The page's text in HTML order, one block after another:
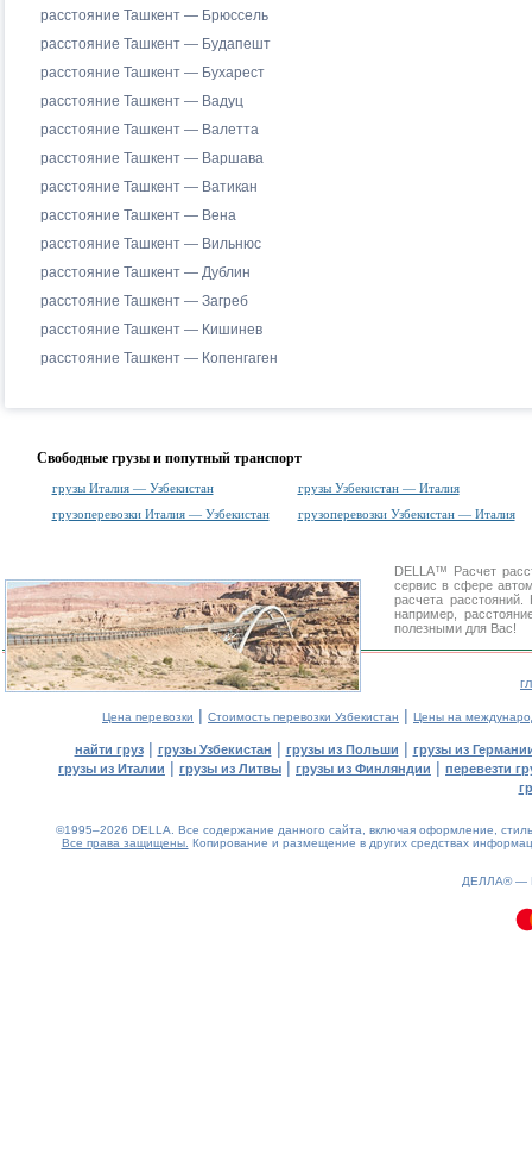
расстояние Ташкент — Брюссель
расстояние Ташкент — Будапешт
расстояние Ташкент — Бухарест
расстояние Ташкент — Вадуц
расстояние Ташкент — Валетта
расстояние Ташкент — Варшава
расстояние Ташкент — Ватикан
расстояние Ташкент — Вена
расстояние Ташкент — Вильнюс
расстояние Ташкент — Дублин
расстояние Ташкент — Загреб
расстояние Ташкент — Кишинев
расстояние Ташкент — Копенгаген
Свободные грузы и попутный транспорт
грузы Италия — Узбекистан
грузы Узбекистан — Италия
грузоперевозки Италия — Узбекистан
грузоперевозки Узбекистан — Италия
DELLA™ Расчет
сервис в сфере
расчета
например,
полезными для Вас!
Цена перевозки | Стоимость перевозки Узбекистан | Цены на
найти груз| грузы Узбекистан | грузы из Польши | грузы из
грузы из Италии | грузы из Литвы | грузы из Финляндии | перевезти
©1995–2026 DELLA. Все содержание данного сайта, включая оформление,
Все права защищены. Копирование и размещение в других средствах
ДЕЛЛА® —